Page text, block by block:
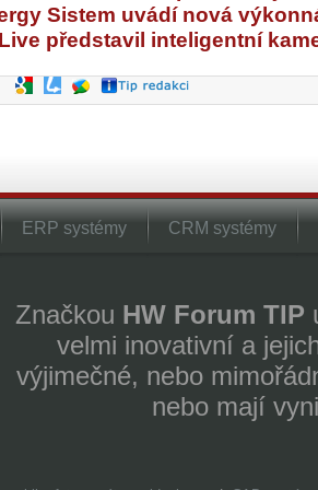
Sistem uvádí nová
představil inteligentní
ERP systémy CRM systémy
Značkou HW Forum TIP
velmi inovativní a
výjimečné, nebo
nebo mají